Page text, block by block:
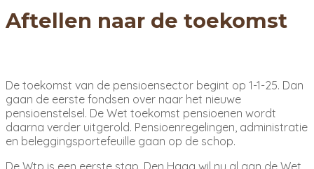
Aftellen naar de toekomst
De toekomst van de pensioensector begint op 1-1-25. Dan
gaan de eerste fondsen over naar het nieuwe
pensioenstelsel. De Wet toekomst pensioenen wordt
daarna verder uitgerold. Pensioenregelingen, administratie
en beleggingsportefeuille gaan op de schop.
De Wtp is een eerste stap. Den Haag wil nu al aan de Wet